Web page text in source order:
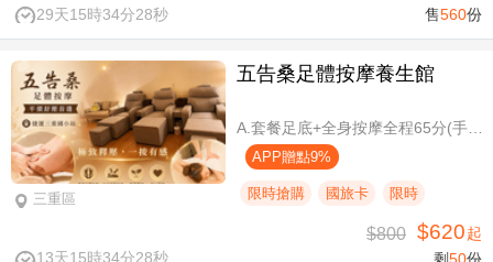
29天15時34分27秒 售560份
三重區
五告桑足體按摩養生館
APP贈點9%
限時搶購 國旅卡 限時
13天15時34分27秒
$800 $620起
剩50份